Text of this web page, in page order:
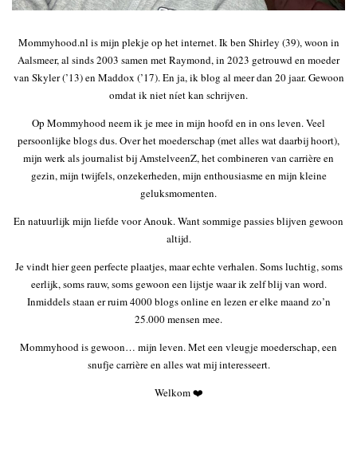
Mommyhood.nl is mijn plekje op het internet. Ik ben Shirley (39), woon in
Aalsmeer, al sinds 2003 samen met Raymond, in 2023 getrouwd en moeder
van Skyler (’13) en Maddox (’17). En ja, ik blog al meer dan 20 jaar. Gewoon
omdat ik niet níet kan schrijven.
Op Mommyhood neem ik je mee in mijn hoofd en in ons leven. Veel
persoonlijke blogs dus. Over het moederschap (met alles wat daarbij hoort),
mijn werk als journalist bij AmstelveenZ, het combineren van carrière en
gezin, mijn twijfels, onzekerheden, mijn enthousiasme en mijn kleine
geluksmomenten.
En natuurlijk mijn liefde voor Anouk. Want sommige passies blijven gewoon
altijd.
Je vindt hier geen perfecte plaatjes, maar echte verhalen. Soms luchtig, soms
eerlijk, soms rauw, soms gewoon een lijstje waar ik zelf blij van word.
Inmiddels staan er ruim 4000 blogs online en lezen er elke maand zo’n
25.000 mensen mee.
Mommyhood is gewoon… mijn leven. Met een vleugje moederschap, een
snufje carrière en alles wat mij interesseert.
Welkom ❤️